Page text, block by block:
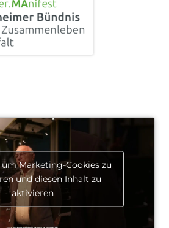
um Marketing-Cookies zu
und diesen Inhalt zu
aktivieren